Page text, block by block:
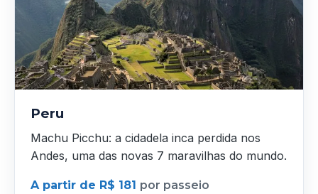
Peru
Machu Picchu: a cidadela inca perdida nos
Andes, uma das novas 7 maravilhas do mundo.
A partir de R$ 181 por passeio